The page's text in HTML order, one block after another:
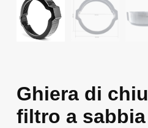
Ghiera di
filtro a